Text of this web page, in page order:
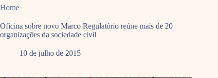
Home
Oficina sobre novo Marco Regulatório reúne mais de 20
organizações da sociedade civil
10 de julho de 2015